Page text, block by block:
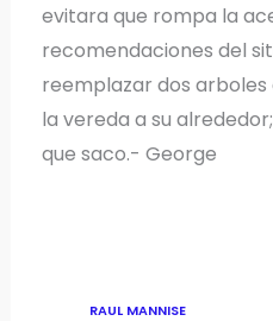
evitara que rompa la
recomendaciones del
reemplazar dos
la vereda a su
que saco.- George
RAUL MANNISE